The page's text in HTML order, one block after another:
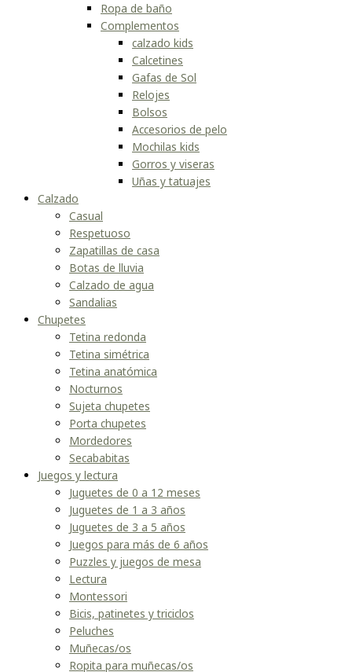
Ropa de baño
Complementos
calzado kids
Calcetines
Gafas de Sol
Relojes
Bolsos
Accesorios de pelo
Mochilas kids
Gorros y viseras
Uñas y tatuajes
Calzado
Casual
Respetuoso
Zapatillas de casa
Botas de lluvia
Calzado de agua
Sandalias
Chupetes
Tetina redonda
Tetina simétrica
Tetina anatómica
Nocturnos
Sujeta chupetes
Porta chupetes
Mordedores
Secababitas
Juegos y lectura
Juguetes de 0 a 12 meses
Juguetes de 1 a 3 años
Juguetes de 3 a 5 años
Juegos para más de 6 años
Puzzles y juegos de mesa
Lectura
Montessori
Bicis, patinetes y triciclos
Peluches
Muñecas/os
Ropita para muñecas/os